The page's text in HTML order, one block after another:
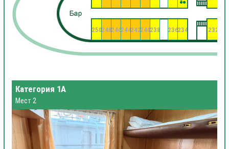
232
234
236
238
240
242
244
246
248
250
Категория 1А
Мест 2